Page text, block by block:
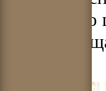
лет и